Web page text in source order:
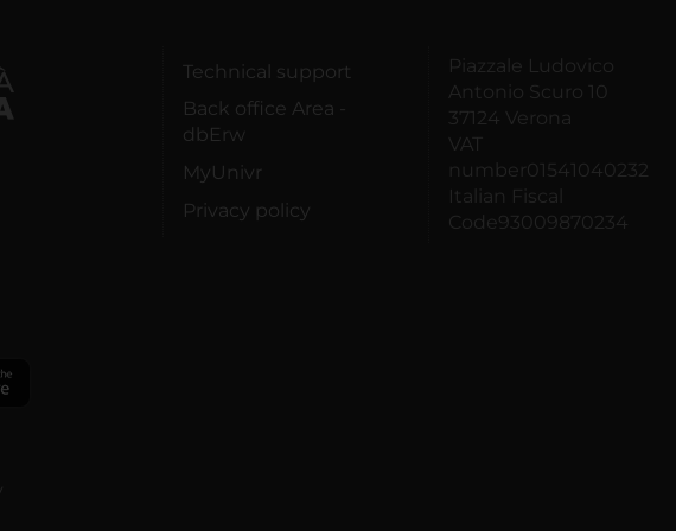
Technical support
Back office Area -
dbErw
MyUnivr
Privacy policy
Piazzale Ludovico
Antonio Scuro 10
37124 Verona
VAT
number01541040232
Italian Fiscal
Code93009870234